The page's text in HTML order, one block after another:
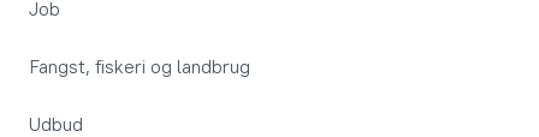
Job
Fangst, fiskeri og landbrug
Udbud